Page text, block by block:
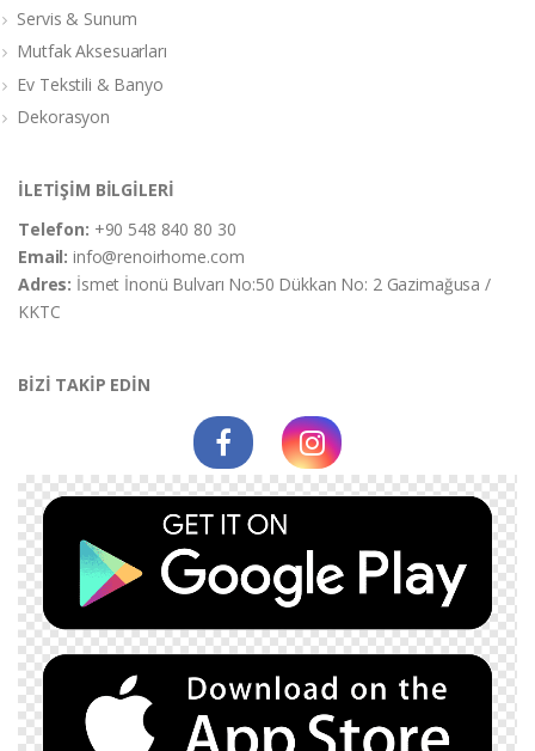
Servis & Sunum
Mutfak Aksesuarları
Ev Tekstili & Banyo
Dekorasyon
İLETİŞİM BİLGİLERİ
Telefon: +90 548 840 80 30
Email:info@renoirhome.com
Adres: İsmet İnonü Bulvarı No:50 Dükkan No: 2 Gazimağusa /
KKTC
BİZİ TAKİP EDİN